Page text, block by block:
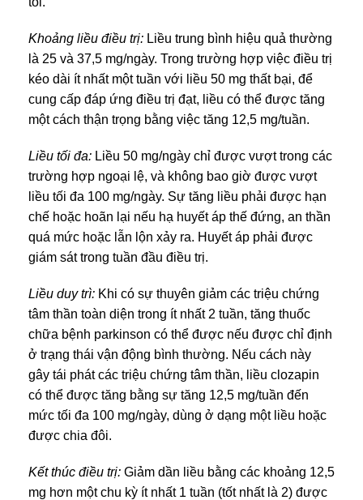
Khoảng liều điều trị: Liều trung bình hiệu quả thường
là 25 và 37,5 mg/ngày. Trong trường hợp việc điều trị
kéo dài ít nhất một tuần với liều 50 mg thất bại, để
cung cấp đáp ứng điều trị đạt, liều có thể được tăng
một cách thận trọng bằng việc tăng 12,5 mg/tuần.
Liều tối đa: Liều 50 mg/ngày chỉ được vượt trong các
trường hợp ngoại lệ, và không bao giờ được vượt
liều tối đa 100 mg/ngày. Sự tăng liều phải được hạn
chế hoặc hoãn lại nếu hạ huyết áp thế đứng, an thần
quá mức hoặc lẫn lộn xảy ra. Huyết áp phải được
giám sát trong tuần đầu điều trị.
Liều duy trì: Khi có sự thuyên giảm các triệu chứng
tâm thần toàn diện trong ít nhất 2 tuần, tăng thuốc
chữa bệnh parkinson có thể được nếu được chỉ định
ở trạng thái vận động bình thường. Nếu cách này
gây tái phát các triệu chứng tâm thần, liều clozapin
có thể được tăng bằng sự tăng 12,5 mg/tuần đến
mức tối đa 100 mg/ngày, dùng ở dạng một liều hoặc
được chia đôi.
Kết thúc điều trị: Giảm dần liều bằng các khoảng 12,5
mg hơn một chu kỳ ít nhất 1 tuần (tốt nhất là 2) được